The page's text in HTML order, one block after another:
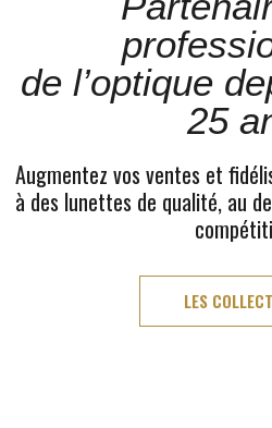
de l’optique
25
Augmentez vos ventes et
à des lunettes de qualité, au
LES